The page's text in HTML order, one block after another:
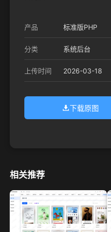
产品 标准版PHP
分类 系统后台
上传时间 2026-03-18
下载原图
相关推荐